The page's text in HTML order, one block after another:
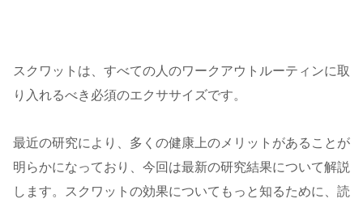
スクワットは、すべての人のワークアウトルーティンに取
り入れるべき必須のエクササイズです。
最近の研究により、多くの健康上のメリットがあることが
明らかになっており、今回は最新の研究結果について解説
します。スクワットの効果についてもっと知るために、読